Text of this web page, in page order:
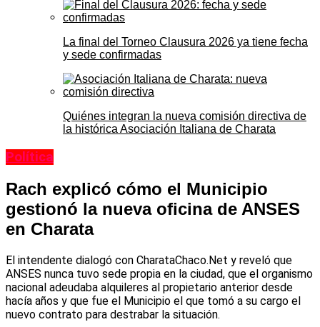
La final del Torneo Clausura 2026 ya tiene fecha
y sede confirmadas
Quiénes integran la nueva comisión directiva de
la histórica Asociación Italiana de Charata
Política
Rach explicó cómo el Municipio
gestionó la nueva oficina de ANSES
en Charata
El intendente dialogó con CharataChaco.Net y reveló que
ANSES nunca tuvo sede propia en la ciudad, que el organismo
nacional adeudaba alquileres al propietario anterior desde
hacía años y que fue el Municipio el que tomó a su cargo el
nuevo contrato para destrabar la situación.